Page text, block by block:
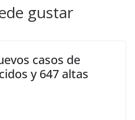
gustar
casos de
y 647 altas